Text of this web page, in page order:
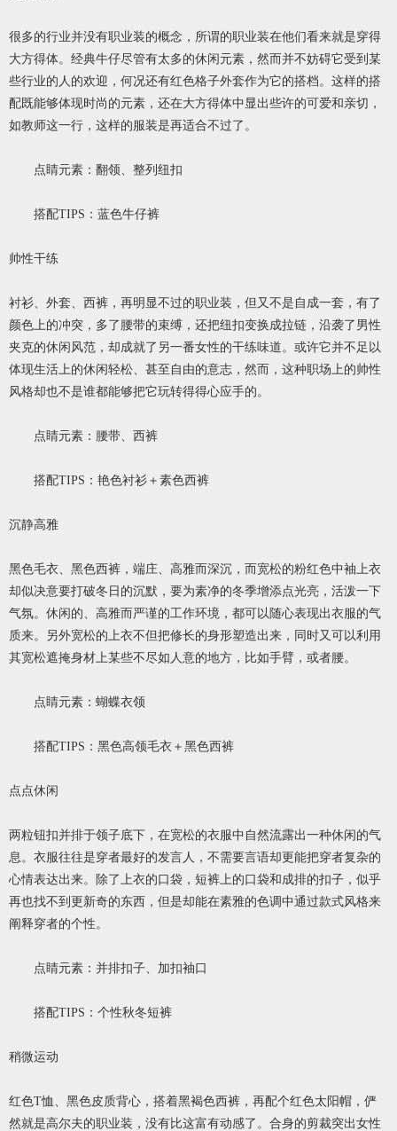
很多的行业并没有职业装的概念，所谓的职业装在他们看来就是穿得
大方得体。经典牛仔尽管有太多的休闲元素，然而并不妨碍它受到某
些行业的人的欢迎，何况还有红色格子外套作为它的搭档。这样的搭
配既能够体现时尚的元素，还在大方得体中显出些许的可爱和亲切，
如教师这一行，这样的服装是再适合不过了。
点睛元素：翻领、整列纽扣
搭配TIPS：蓝色牛仔裤
帅性干练
衬衫、外套、西裤，再明显不过的职业装，但又不是自成一套，有了
颜色上的冲突，多了腰带的束缚，还把纽扣变换成拉链，沿袭了男性
夹克的休闲风范，却成就了另一番女性的干练味道。或许它并不足以
体现生活上的休闲轻松、甚至自由的意志，然而，这种职场上的帅性
风格却也不是谁都能够把它玩转得得心应手的。
点睛元素：腰带、西裤
搭配TIPS：艳色衬衫＋素色西裤
沉静高雅
黑色毛衣、黑色西裤，端庄、高雅而深沉，而宽松的粉红色中袖上衣
却似决意要打破冬日的沉默，要为素净的冬季增添点光亮，活泼一下
气氛。休闲的、高雅而严谨的工作环境，都可以随心表现出衣服的气
质来。另外宽松的上衣不但把修长的身形塑造出来，同时又可以利用
其宽松遮掩身材上某些不尽如人意的地方，比如手臂，或者腰。
点睛元素：蝴蝶衣领
搭配TIPS：黑色高领毛衣＋黑色西裤
点点休闲
两粒钮扣并排于领子底下，在宽松的衣服中自然流露出一种休闲的气
息。衣服往往是穿者最好的发言人，不需要言语却更能把穿者复杂的
心情表达出来。除了上衣的口袋，短裤上的口袋和成排的扣子，似乎
再也找不到更新奇的东西，但是却能在素雅的色调中通过款式风格来
阐释穿者的个性。
点睛元素：并排扣子、加扣袖口
搭配TIPS：个性秋冬短裤
稍微运动
红色T恤、黑色皮质背心，搭着黑褐色西裤，再配个红色太阳帽，俨
然就是高尔夫的职业装，没有比这富有动感了。合身的剪裁突出女性